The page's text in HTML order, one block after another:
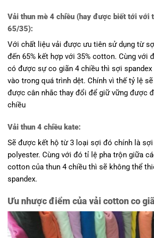
Vải thun mè 4 chiều (hay được biết tới với
65/35):
Với chất liệu vải được ưu tiên sử dụng từ
đến 65% kết hợp với 35% cotton. Cùng với
có được sự co giãn 4 chiều thì sợi
vào trong quá trình dệt. Chính vì thế tỷ lệ
được cân nhắc thay đổi để giữ vững được
chiều
Vải thun 4 chiều kate:
Sẽ được kết hộ từ 3 loại sợi đó chính là
polyester. Cùng với đó tỉ lệ pha trộn giữa
cotton của thun 4 chiều thì sẽ không thể
spandex.
Ưu nhược điểm của vải cotton co